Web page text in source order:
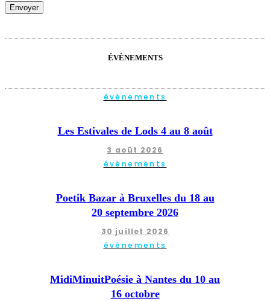
ÉVÈNEMENTS
évènements
Les Estivales de Lods 4 au 8 août
3 août 2026
évènements
Poetik Bazar à Bruxelles du 18 au
20 septembre 2026
30 juillet 2026
évènements
MidiMinuitPoésie à Nantes du 10 au
16 octobre